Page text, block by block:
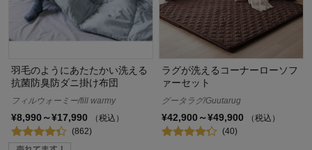
羽毛のようにあたたかい洗える
抗菌防臭防ダニ掛け布団
フィルウォーミー/fill warmy
¥8,990～¥17,990
（税込）
(862)
ラグが洗えるコーナーローソフ
ァーセット
グータラグ/Guutarug
¥42,900～¥49,900
（税込）
(40)